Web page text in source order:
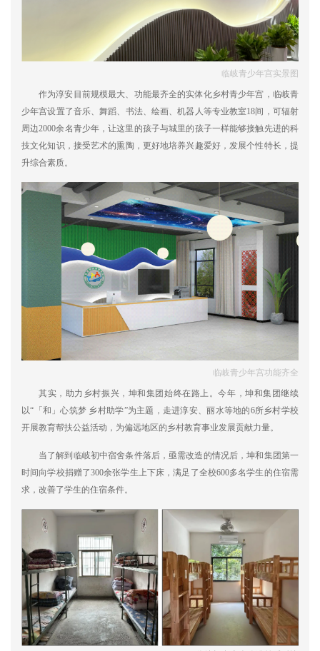
临岐青少年宫实景图
作为淳安目前规模最大、功能最齐全的实体化乡村青少年宫，临岐青
少年宫设置了音乐、舞蹈、书法、绘画、机器人等专业教室18间，可辐射
周边2000余名青少年，让这里的孩子与城里的孩子一样能够接触先进的科
技文化知识，接受艺术的熏陶，更好地培养兴趣爱好，发展个性特长，提
升综合素质。
临岐青少年宫功能齐全
其实，助力乡村振兴，坤和集团始终在路上。今年，坤和集团继续
以“「和」心筑梦 乡村助学”为主题，走进淳安、丽水等地的6所乡村学校
开展教育帮扶公益活动，为偏远地区的乡村教育事业发展贡献力量。
当了解到临岐初中宿舍条件落后，亟需改造的情况后，坤和集团第一
时间向学校捐赠了300余张学生上下床，满足了全校600多名学生的住宿需
求，改善了学生的住宿条件。